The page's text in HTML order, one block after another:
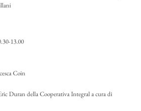
13.00
Coin
Duran della Cooperativa Integral a cura di